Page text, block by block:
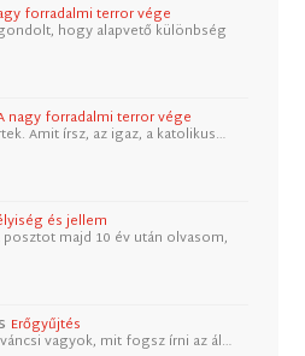
forradalmi terror vége
hogy alapvető különbség
nagy forradalmi terror vége
Amit írsz, az igaz, a katolikus…
és jellem
posztot majd 10 év után olvasom,
Erőgyűjtés
vagyok, mit fogsz írni az ál…